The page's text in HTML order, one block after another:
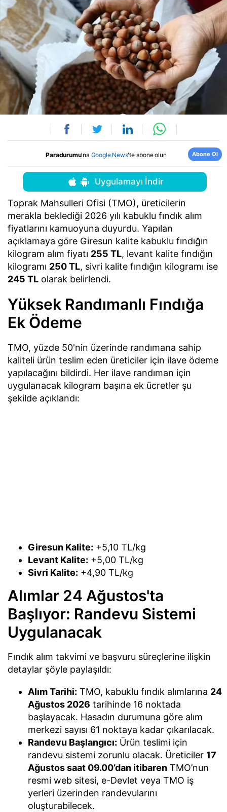
Paradurumu'na Google News'te abone olun Abone Ol
Uygulamayı İndir
Toprak Mahsulleri Ofisi (TMO), üreticilerin
merakla beklediği 2026 yılı kabuklu fındık alım
fiyatlarını kamuoyuna duyurdu. Yapılan
açıklamaya göre Giresun kalite kabuklu fındığın
kilogram alım fiyatı 255 TL, levant kalite fındığın
kilogramı 250 TL, sivri kalite fındığın kilogramı ise
245 TL olarak belirlendi.
Yüksek Randımanlı Fındığa
Ek Ödeme
TMO, yüzde 50'nin üzerinde randımana sahip
kaliteli ürün teslim eden üreticiler için ilave ödeme
yapılacağını bildirdi. Her ilave randıman için
uygulanacak kilogram başına ek ücretler şu
şekilde açıklandı:
Giresun Kalite: +5,10 TL/kg
Levant Kalite: +5,00 TL/kg
Sivri Kalite: +4,90 TL/kg
Alımlar 24 Ağustos'ta
Başlıyor: Randevu Sistemi
Uygulanacak
Fındık alım takvimi ve başvuru süreçlerine ilişkin
detaylar şöyle paylaşıldı:
Alım Tarihi: TMO, kabuklu fındık alımlarına 24
Ağustos 2026 tarihinde 16 noktada
başlayacak. Hasadın durumuna göre alım
merkezi sayısı 61 noktaya kadar çıkarılacak.
Randevu Başlangıcı: Ürün teslimi için
randevu sistemi zorunlu olacak. Üreticiler 17
Ağustos saat 09.00’dan itibaren TMO’nun
resmi web sitesi, e-Devlet veya TMO iş
yerleri üzerinden randevularını
oluşturabilecek.